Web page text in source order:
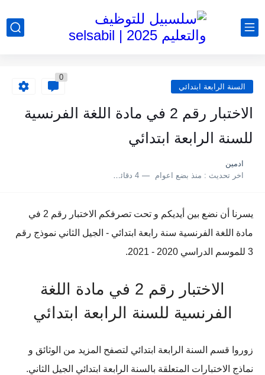
السنة الرابعة ابتدائي
0
الاختبار رقم 2 في مادة اللغة الفرنسية
للسنة الرابعة ابتدائي
ادمين
اخر تحديث : منذ بضع اعوام 4 دقائق للقراءة
يسرنا أن نضع بين أيديكم و تحت تصرفكم الاختبار رقم 2 في
مادة اللغة الفرنسية سنة رابعة ابتدائي - الجيل الثاني نموذج رقم
3 للموسم الدراسي 2020 - 2021.
الاختبار رقم 2 في مادة اللغة
الفرنسية للسنة الرابعة ابتدائي
زوروا قسم السنة الرابعة ابتدائي لتصفح المزيد من الوثائق و
نماذج الاختبارات المتعلقة بالسنة الرابعة ابتدائي الجيل الثاني.